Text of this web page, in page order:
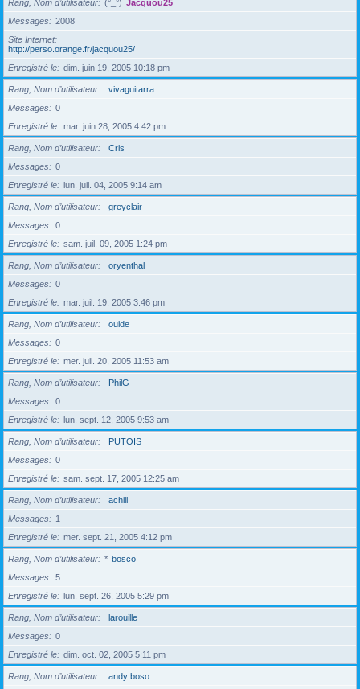
Rang, Nom d’utilisateur (°_°) Jacquou25
Messages
2008
Site Internet
http://perso.orange.fr/jacquou25/
Enregistré le
dim. juin 19, 2005 10:18 pm
Rang, Nom d’utilisateur
vivaguitarra
Messages
0
Enregistré le
mar. juin 28, 2005 4:42 pm
Rang, Nom d’utilisateur
Cris
Messages
0
Enregistré le
lun. juil. 04, 2005 9:14 am
Rang, Nom d’utilisateur
greyclair
Messages
0
Enregistré le
sam. juil. 09, 2005 1:24 pm
Rang, Nom d’utilisateur
oryenthal
Messages
0
Enregistré le
mar. juil. 19, 2005 3:46 pm
Rang, Nom d’utilisateur
ouide
Messages
0
Enregistré le
mer. juil. 20, 2005 11:53 am
Rang, Nom d’utilisateur
PhilG
Messages
0
Enregistré le
lun. sept. 12, 2005 9:53 am
Rang, Nom d’utilisateur
PUTOIS
Messages
0
Enregistré le
sam. sept. 17, 2005 12:25 am
Rang, Nom d’utilisateur
achill
Messages
1
Enregistré le
mer. sept. 21, 2005 4:12 pm
Rang, Nom d’utilisateur * bosco
Messages
5
Enregistré le
lun. sept. 26, 2005 5:29 pm
Rang, Nom d’utilisateur
larouille
Messages
0
Enregistré le
dim. oct. 02, 2005 5:11 pm
Rang, Nom d’utilisateur
andy boso